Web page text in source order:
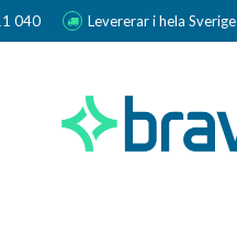
040 Levererar i hela Sverige